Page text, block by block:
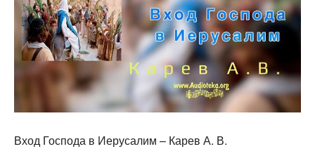
Вход Господа в Иерусалим – Карев А. В.